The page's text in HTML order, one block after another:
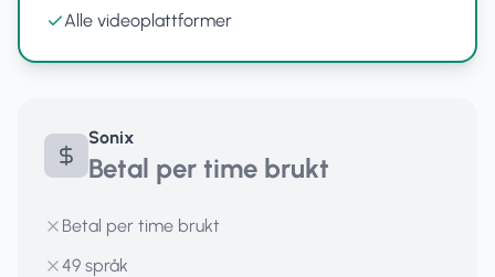
Alle videoplattformer
Sonix
Betal per time brukt
Betal per time brukt
49 språk